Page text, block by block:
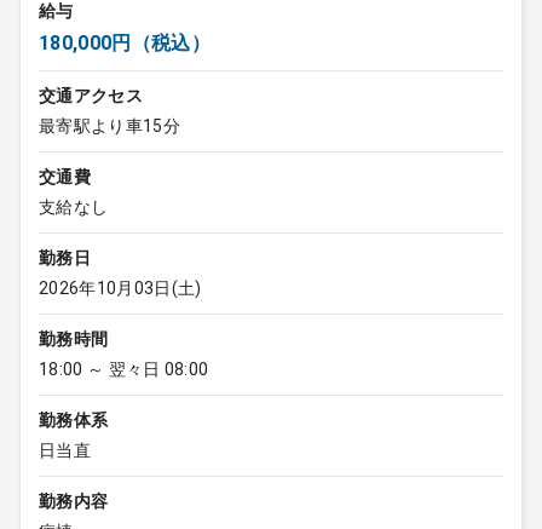
給与
180,000円（税込）
交通アクセス
最寄駅より車15分
交通費
支給なし
勤務日
2026年10月03日(土)
勤務時間
18:00 ～ 翌々日 08:00
勤務体系
日当直
勤務内容